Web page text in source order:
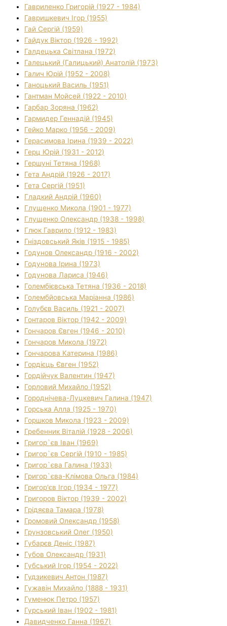
Гавриленко Григорій (1927 - 1984)
Гавришкевич Ігор (1955)
Гай Сергій (1959)
Гайдук Віктор (1926 - 1992)
Галдецька Світлана (1972)
Галецький (Галицький) Анатолій (1973)
Галич Юрій (1952 - 2008)
Ганоцький Василь (1951)
Гантман Мойсей (1922 - 2010)
Гарбар Зоряна (1962)
Гармидер Геннадій (1945)
Гейко Марко (1956 - 2009)
Герасимова Ірина (1939 - 2022)
Герц Юрій (1931 - 2012)
Гершуні Тетяна (1968)
Гета Андрій (1926 - 2017)
Гета Сергій (1951)
Гладкий Андрій (1960)
Глущенко Микола (1901 - 1977)
Глущенко Олександр (1938 - 1998)
Глюк Гаврило (1912 - 1983)
Гніздовський Яків (1915 - 1985)
Годунов Олександр (1916 - 2002)
Годунова Ірина (1973)
Годунова Лариса (1946)
Голембієвська Тетяна (1936 - 2018)
Голембйовська Маріанна (1986)
Голубєв Василь (1921 - 2007)
Гонтаров Віктор (1942 - 2009)
Гончаров Євген (1946 - 2010)
Гончаров Микола (1972)
Гончарова Катерина (1986)
Гордієць Євген (1952)
Гордійчук Валентин (1947)
Горловий Михайло (1952)
Городнічева-Луцкевич Галина (1947)
Горська Алла (1925 - 1970)
Горшков Микола (1923 - 2009)
Гребенник Віталій (1928 - 2006)
Григор`єв Іван (1969)
Григор`єв Сергій (1910 - 1985)
Григор`єва Галина (1933)
Григор`єва-Клімова Ольга (1984)
Григор'єв Ігор (1934 - 1977)
Григоров Віктор (1939 - 2002)
Грідяєва Тамара (1978)
Громовий Олександр (1958)
Грунзовський Олег (1950)
Губарєв Деніс (1987)
Губов Олександр (1931)
Губський Ігор (1954 - 2022)
Гудзикевич Антон (1987)
Гужавін Михайло (1888 - 1931)
Гуменюк Петро (1957)
Гурський Іван (1902 - 1981)
Давидченко Ганна (1967)